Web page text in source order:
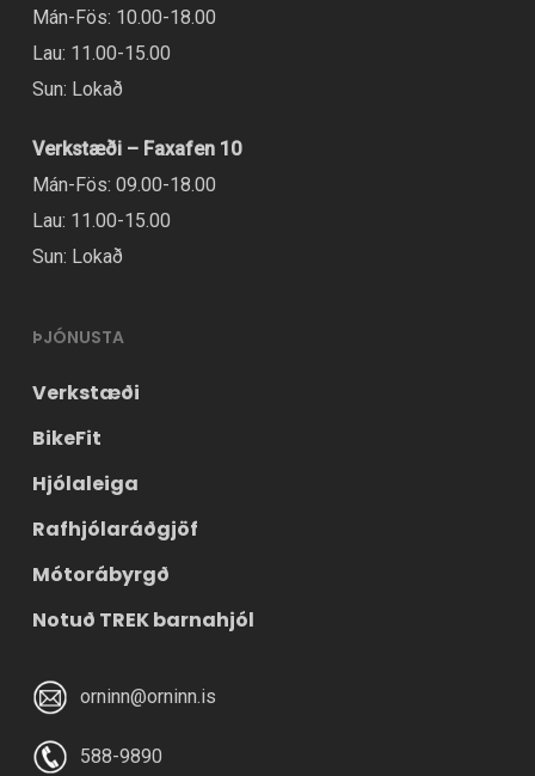
Mán-Fös: 10.00-18.00
Lau: 11.00-15.00
Sun: Lokað
Verkstæði – Faxafen 10
Mán-Fös: 09.00-18.00
Lau: 11.00-15.00
Sun: Lokað
ÞJÓNUSTA
Verkstæði
BikeFit
Hjólaleiga
Rafhjólaráðgjöf
Mótorábyrgð
Notuð TREK barnahjól
orninn@orninn.is
588-9890